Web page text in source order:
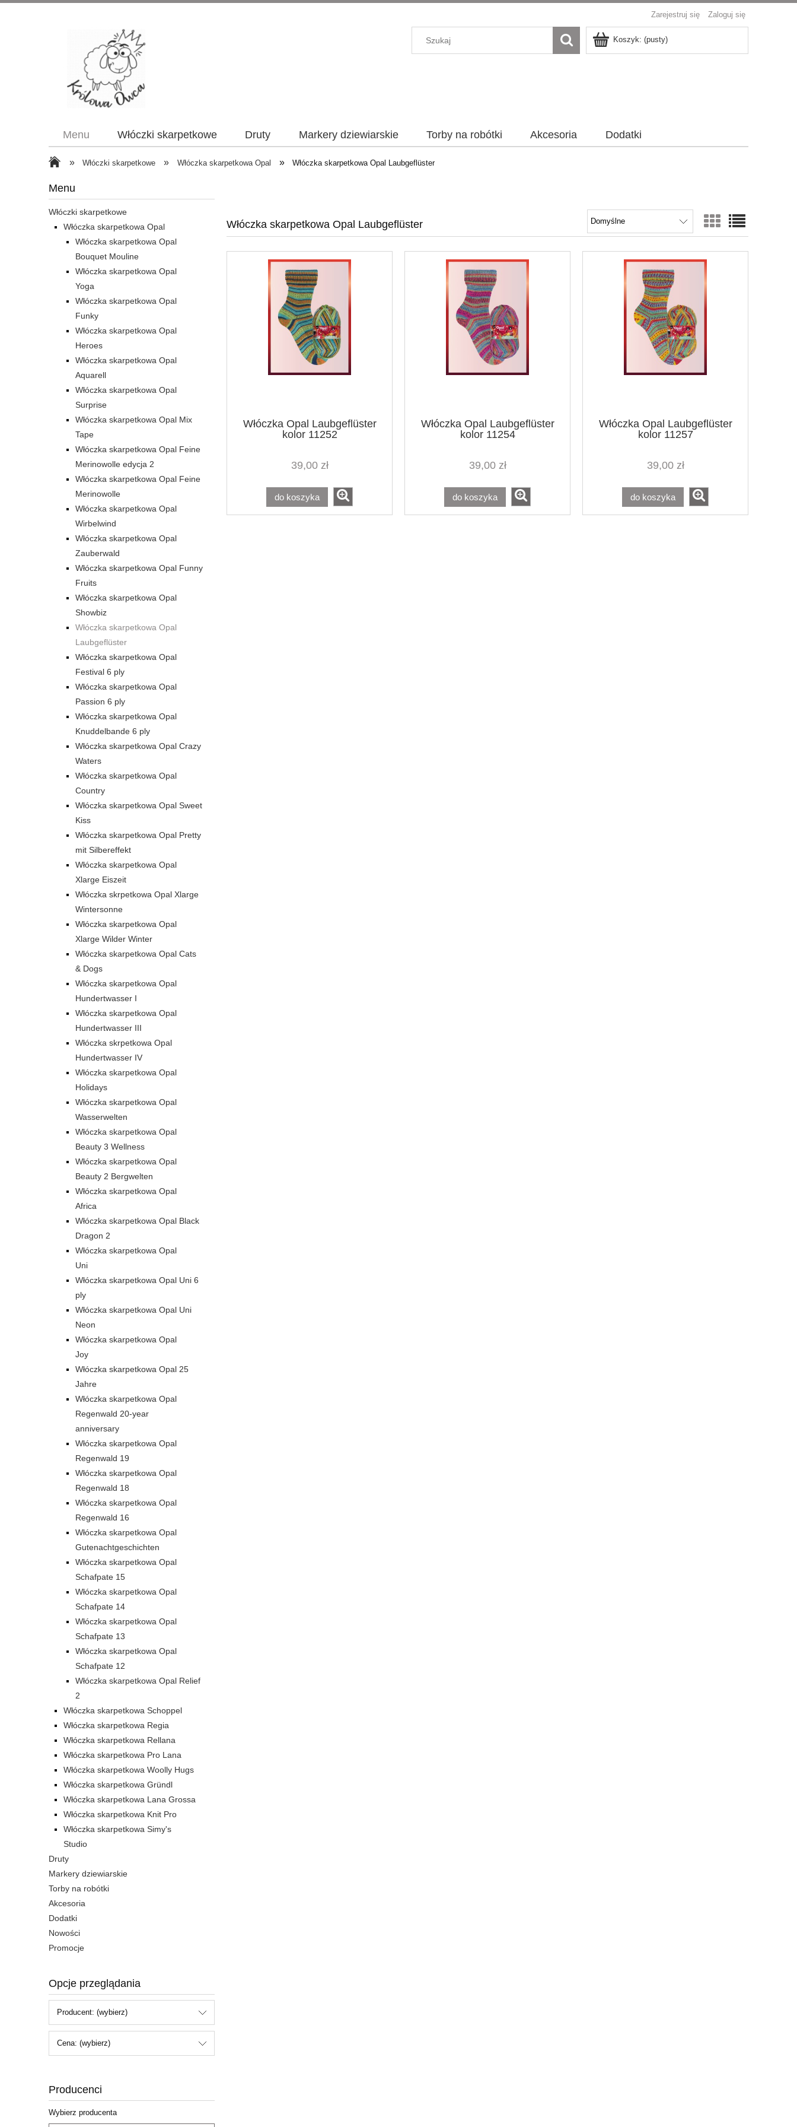
Zarejestruj się Zaloguj się
Koszyk: (pusty)
Menu Włóczki skarpetkowe Druty Markery dziewiarskie Torby na robótki Akcesoria Dodatki
» Włóczki skarpetkowe » Włóczka skarpetkowa Opal » Włóczka skarpetkowa Opal Laubgeflüster
Menu
Włóczki skarpetkowe
Włóczka skarpetkowa Opal
Włóczka skarpetkowa Opal
Bouquet Mouline
Włóczka skarpetkowa Opal
Yoga
Włóczka skarpetkowa Opal
Funky
Włóczka skarpetkowa Opal
Heroes
Włóczka skarpetkowa Opal
Aquarell
Włóczka skarpetkowa Opal
Surprise
Włóczka skarpetkowa Opal Mix
Tape
Włóczka skarpetkowa Opal Feine
Merinowolle edycja 2
Włóczka skarpetkowa Opal Feine
Merinowolle
Włóczka skarpetkowa Opal
Wirbelwind
Włóczka skarpetkowa Opal
Zauberwald
Włóczka skarpetkowa Opal Funny
Fruits
Włóczka skarpetkowa Opal
Showbiz
Włóczka skarpetkowa Opal
Laubgeflüster
Włóczka skarpetkowa Opal
Festival 6 ply
Włóczka skarpetkowa Opal
Passion 6 ply
Włóczka skarpetkowa Opal
Knuddelbande 6 ply
Włóczka skarpetkowa Opal Crazy
Waters
Włóczka skarpetkowa Opal
Country
Włóczka skarpetkowa Opal Sweet
Kiss
Włóczka skarpetkowa Opal Pretty
mit Silbereffekt
Włóczka skarpetkowa Opal
Xlarge Eiszeit
Włóczka skrpetkowa Opal Xlarge
Wintersonne
Włóczka skarpetkowa Opal
Xlarge Wilder Winter
Włóczka skarpetkowa Opal Cats
& Dogs
Włóczka skarpetkowa Opal
Hundertwasser I
Włóczka skarpetkowa Opal
Hundertwasser III
Włóczka skrpetkowa Opal
Hundertwasser IV
Włóczka skarpetkowa Opal
Holidays
Włóczka skarpetkowa Opal
Wasserwelten
Włóczka skarpetkowa Opal
Beauty 3 Wellness
Włóczka skarpetkowa Opal
Beauty 2 Bergwelten
Włóczka skarpetkowa Opal
Africa
Włóczka skarpetkowa Opal Black
Dragon 2
Włóczka skarpetkowa Opal
Uni
Włóczka skarpetkowa Opal Uni 6
ply
Włóczka skarpetkowa Opal Uni
Neon
Włóczka skarpetkowa Opal
Joy
Włóczka skarpetkowa Opal 25
Jahre
Włóczka skarpetkowa Opal
Regenwald 20-year
anniversary
Włóczka skarpetkowa Opal
Regenwald 19
Włóczka skarpetkowa Opal
Regenwald 18
Włóczka skarpetkowa Opal
Regenwald 16
Włóczka skarpetkowa Opal
Gutenachtgeschichten
Włóczka skarpetkowa Opal
Schafpate 15
Włóczka skarpetkowa Opal
Schafpate 14
Włóczka skarpetkowa Opal
Schafpate 13
Włóczka skarpetkowa Opal
Schafpate 12
Włóczka skarpetkowa Opal Relief
2
Włóczka skarpetkowa Schoppel
Włóczka skarpetkowa Regia
Włóczka skarpetkowa Rellana
Włóczka skarpetkowa Pro Lana
Włóczka skarpetkowa Woolly Hugs
Włóczka skarpetkowa Gründl
Włóczka skarpetkowa Lana Grossa
Włóczka skarpetkowa Knit Pro
Włóczka skarpetkowa Simy's
Studio
Druty
Markery dziewiarskie
Torby na robótki
Akcesoria
Dodatki
Nowości
Promocje
Opcje przeglądania
Producent: (wybierz)
Cena: (wybierz)
Producenci
Wybierz producenta
Włóczka skarpetkowa Opal Laubgeflüster
Włóczka Opal Laubgeflüster
kolor 11252
39,00 zł
do koszyka
Włóczka Opal Laubgeflüster
kolor 11254
39,00 zł
do koszyka
Włóczka Opal Laubgeflüster
kolor 11257
39,00 zł
do koszyka